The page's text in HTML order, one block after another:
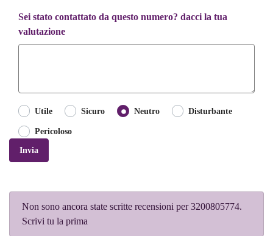
Sei stato contattato da questo numero? dacci la tua
valutazione
Utile Sicuro Neutro Disturbante
Pericoloso
Invia
Non sono ancora state scritte recensioni per 3200805774.
Scrivi tu la prima